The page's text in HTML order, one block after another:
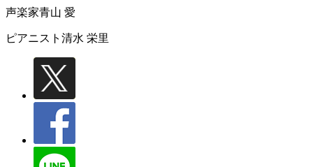
声楽家青山 愛
ピアニスト 清水 栄里